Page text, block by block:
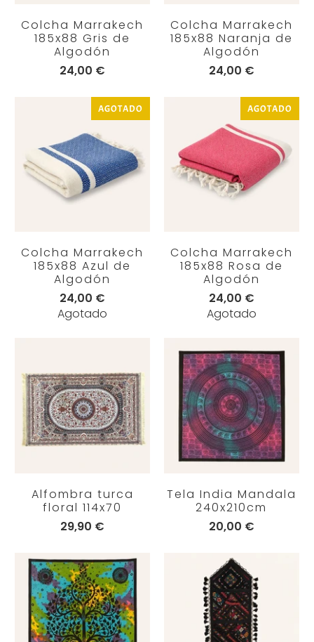
Colcha Marrakech
185x88 Gris de
Algodón
24,00 €
Colcha Marrakech
185x88 Naranja de
Algodón
24,00 €
AGOTADO
Colcha Marrakech
185x88 Azul de
Algodón
24,00 €
Agotado
AGOTADO
Colcha Marrakech
185x88 Rosa de
Algodón
24,00 €
Agotado
Alfombra turca
floral 114x70
29,90 €
Tela India Mandala
240x210cm
20,00 €